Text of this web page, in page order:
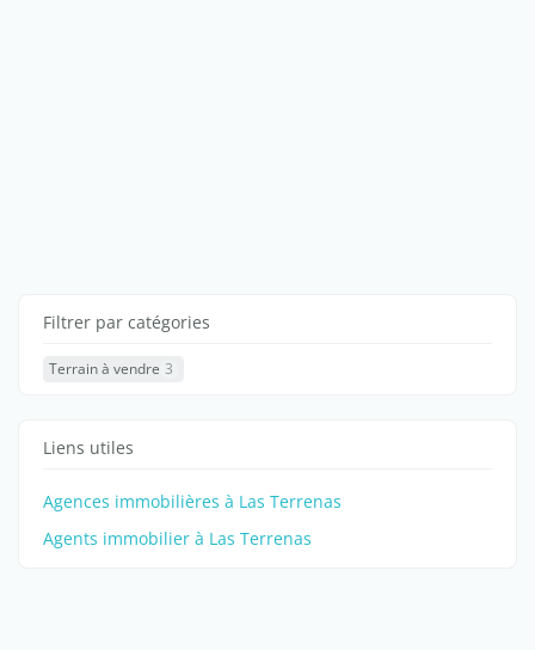
Filtrer par catégories
Terrain à vendre 3
Liens utiles
Agences immobilières à Las Terrenas
Agents immobilier à Las Terrenas